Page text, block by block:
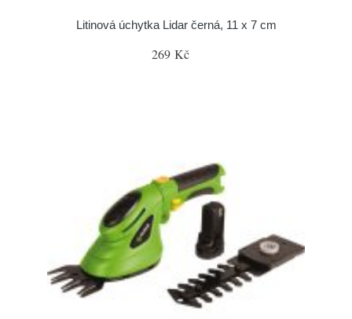
Litinová úchytka Lidar černá, 11 x 7 cm
269 Kč